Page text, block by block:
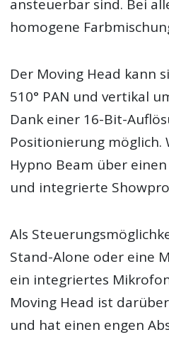
ansteuerbar sind. Bei
homogene
Der Moving Head kann
510° PAN und vertikal
Dank einer 16-Bit-
Positionierung
Hypno Beam über
und integrierte
Als
Stand-Alone oder eine
ein integriertes
Moving Head ist
und hat einen engen